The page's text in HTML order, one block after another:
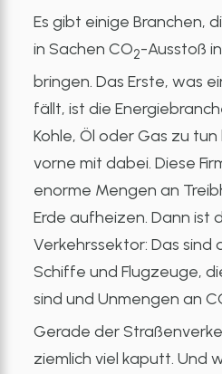
Es gibt einige Branchen,
in Sachen CO2-Ausstoß
bringen. Das Erste, was
fällt, ist die
Kohle, Öl oder Gas zu
vorne mit dabei. Diese
enorme Mengen an
Erde aufheizen. Dann ist
Verkehrssektor: Das sind
Schiffe und Flugzeuge,
sind und Unmengen an
Gerade der
ziemlich viel kaputt. Und